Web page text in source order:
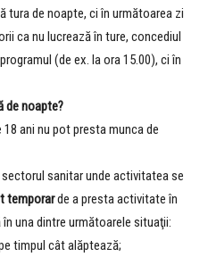
tura de noapte, ci în următoarea zi
ca nu lucrează în ture, concediul
(de ex. la ora 15.00), ci în
de noapte?
ani nu pot presta munca de
sanitar unde activitatea se
temporarde a presta activitate în
una dintre următoarele situaţii:
timpul cât alăptează;